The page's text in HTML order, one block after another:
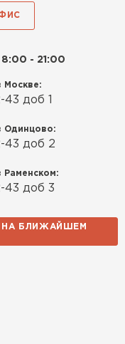
- 21:00
Москве:
доб 1
Одинцово:
43 доб 2
Раменском:
43 доб 3
НА БЛИЖАЙШЕМ